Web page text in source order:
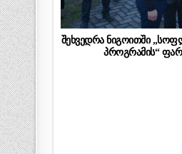
შეხვედრა ნიგოითში
პროგრამის“